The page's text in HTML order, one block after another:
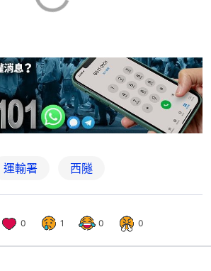
運輸署 西隧
0 1 0 0